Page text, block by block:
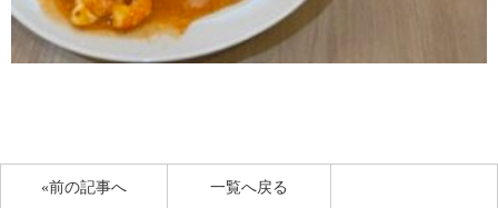
«前の記事へ 一覧へ戻る